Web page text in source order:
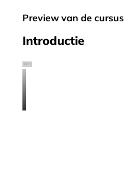
Preview van de cursus
Introductie